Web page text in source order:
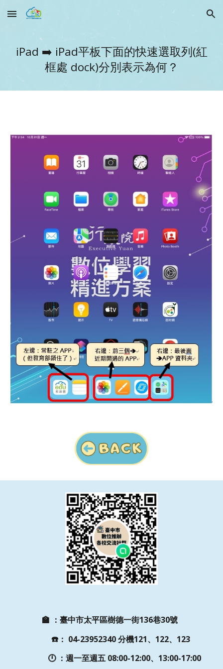
Skip to main content Skip to navigation
iPad ➡️ iPad平板下面的快速選取列(紅
框處 dock)分別表示為何？
🏫 ： 臺中市太平區樹德一街136巷30號
☎️： 04-23952340 分機121、122、123
🕛 ：週一至週五 08:00-12:00、13:00-17:00